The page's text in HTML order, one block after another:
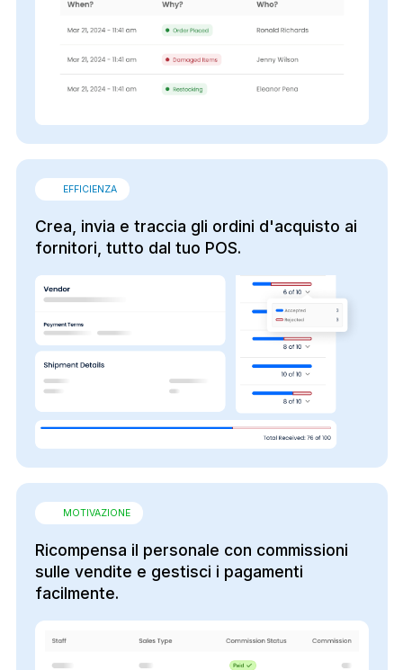
EFFICIENZA
Crea, invia e traccia gli ordini d'acquisto ai
fornitori, tutto dal tuo POS.
MOTIVAZIONE
Ricompensa il personale con commissioni
sulle vendite e gestisci i pagamenti
facilmente.